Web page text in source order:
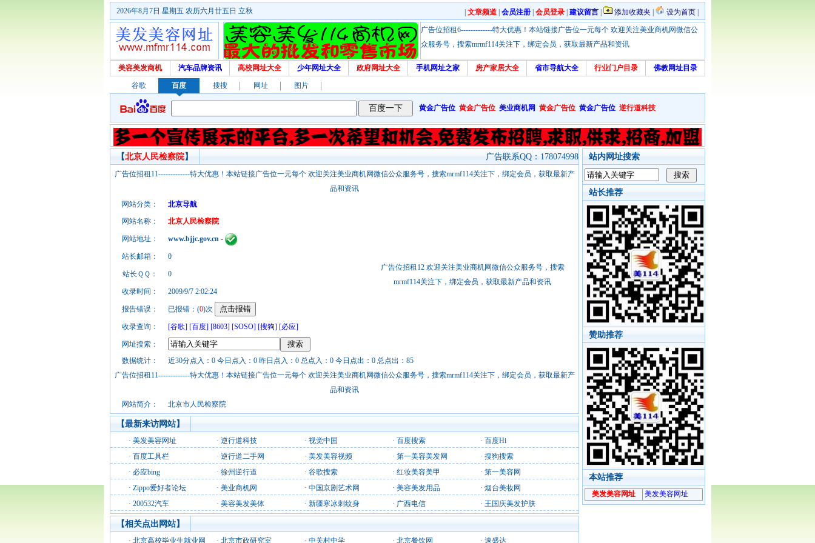
文章频道 会员注册 会员登录 建议留言 添加收藏夹 设为首页
2026年8月7日 星期五 农历六月廿五日 立秋
广告位招租6-------------特大优惠！本站链接广告位一元每个 欢迎关注美业商机网微信公
众服务号，搜索mrmf114关注下，绑定会员，获取最新产品和资讯
美容美发商机 汽车品牌资讯 高校网址大全 少年网址大全 政府网址大全 手机网址之家 房产家居大全 省市导航大全 行业门户目录 佛教网址目录
谷歌 百度 搜搜 网址 图片
黄金广告位 黄金广告位 美业商机网 黄金广告位 黄金广告位 逆行道科技
站内网址搜索
站长推荐
赞助推荐
本站推荐
广告联系QQ：178074998
【北京人民检察院】
广告位招租11-------------特大优惠！本站链接广告位一元每个 欢迎关注美业商机网微信公众服务号，搜索mrmf114关注下，绑定会员，获取最新产
品和资讯
网站分类：
北京导航
广告位招租12 欢迎关注美业商机网微信公众服务号，搜索
mrmf114关注下，绑定会员，获取最新产品和资讯
网站名称： 北京人民检察院
网站地址： www.bjjc.gov.cn -
站长邮箱： 0
站长ＱＱ： 0
收录时间： 2009/9/7 2:02:24
报告错误： 已报错：(0)次
收录查询： [谷歌] [百度] [8603] [SOSO] [搜狗] [必应]
网址搜索：
数据统计：
近30分点入：0 今日点入：0 昨日点入：0 总点入：0 今日点出：0 总点出：85
广告位招租11-------------特大优惠！本站链接广告位一元每个 欢迎关注美业商机网微信公众服务号，搜索mrmf114关注下，绑定会员，获取最新产
品和资讯
网站简介：
北京市人民检察院
【最新来访网站】
· 美发美容网址 · 逆行道科技 · 视觉中国 · 百度搜索 · 百度Hi
· 百度工具栏 · 逆行道二手网 · 美发美容视频 · 第一美容美发网 · 搜狗搜索
· 必应bing · 徐州逆行道 · 谷歌搜索 · 红妆美容美甲 · 第一美容网
· Zippo爱好者论坛 · 美业商机网 · 中国京剧艺术网 · 美容美发用品 · 烟台美妆网
· 200532汽车 · 美容美发美体 · 新疆寒冰刺纹身 · 广西电信 · 王国庆美发护肤
【相关点出网站】
· 北京高校毕业生就业网 · 北京市政研究室 · 中关村中学 · 北京餐饮网 · 速盛达